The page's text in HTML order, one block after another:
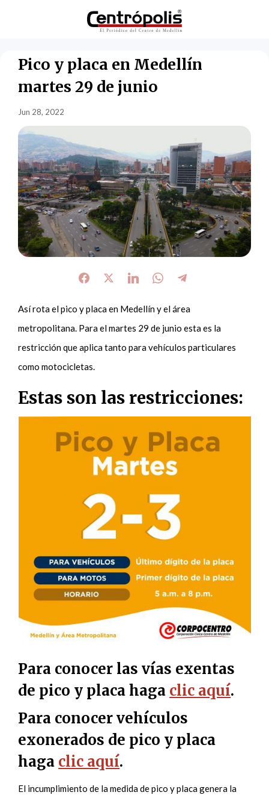
Pico y placa en Medellín
martes 29 de junio
Jun 28, 2022
Así rota el pico y placa en Medellín y el área
metropolitana. Para el martes 29 de junio esta es la
restricción que aplica tanto para vehículos particulares
como motocicletas.
Estas son las restricciones:
Para conocer las vías exentas
de pico y placa haga clic aquí.
Para conocer vehículos
exonerados de pico y placa
haga clic aquí.
El incumplimiento de la medida de pico y placa genera la